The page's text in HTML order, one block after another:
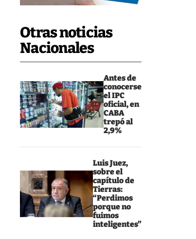
Otras noticias
Nacionales
Antes de
conocerse
el IPC
oficial, en
CABA
trepó al
2,9%
Luis Juez,
sobre el
capítulo de
Tierras:
“Perdimos
porque no
fuimos
inteligentes”